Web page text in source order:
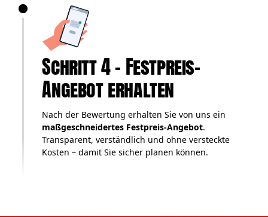
Schritt 4 – Festpreis-
Angebot erhalten
Nach der Bewertung erhalten Sie von uns ein
maßgeschneidertes Festpreis-Angebot.
Transparent, verständlich und ohne versteckte
Kosten – damit Sie sicher planen können.